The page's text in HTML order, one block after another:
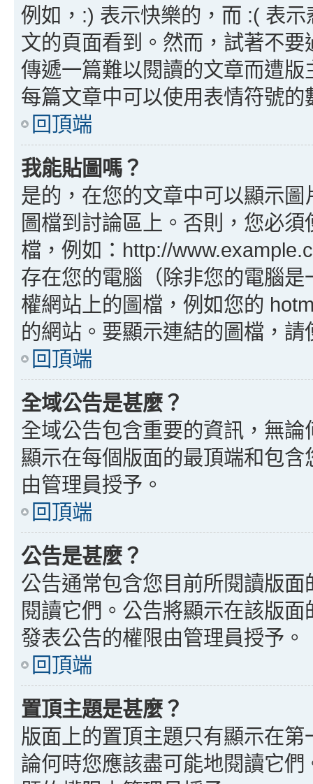
例如，:) 表示快樂的，而 :( 表
文的頁面看到。然而，試著不
傳遞一篇難以閱讀的文章而遭
每篇文章中可以使用表情符號的
回頂端
我能貼圖嗎？
是的，在您的文章中可以顯示
圖檔到討論區上。否則，您必
檔，例如：http://
存在您的電腦（除非您的電腦
權網站上的圖檔，例如您的
的網站。要顯示連結的圖檔，
回頂端
全域公告是甚麼？
全域公告包含重要的資訊，無
顯示在每個版面的最頂端和包
由管理員授予。
回頂端
公告是甚麼？
公告通常包含您目前所閱讀版
閱讀它們。公告將顯示在該版
發表公告的權限由管理員授予。
回頂端
置頂主題是甚麼？
版面上的置頂主題只有顯示在
論何時您應該盡可能地閱讀它